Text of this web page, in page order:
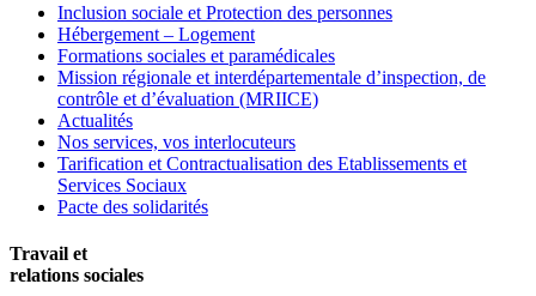
Inclusion sociale et Protection des personnes
Hébergement – Logement
Formations sociales et paramédicales
Mission régionale et interdépartementale d’inspection, de
contrôle et d’évaluation (MRIICE)
Actualités
Nos services, vos interlocuteurs
Tarification et Contractualisation des Etablissements et
Services Sociaux
Pacte des solidarités
Travail et
relations sociales